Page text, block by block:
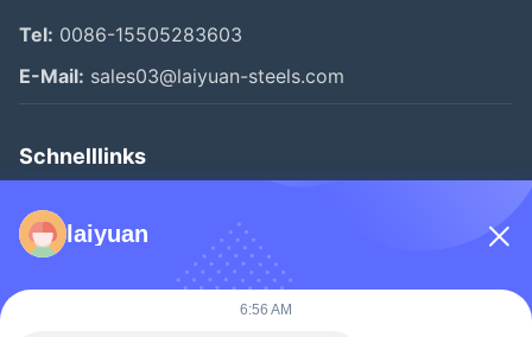
Tel: 0086-15505283603
E-Mail: sales03@laiyuan-steels.com
Schnelllinks
Zu Hause
Produkte
Videos
laiyuan
6:56 AM